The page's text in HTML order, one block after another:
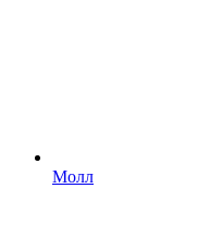
Молл